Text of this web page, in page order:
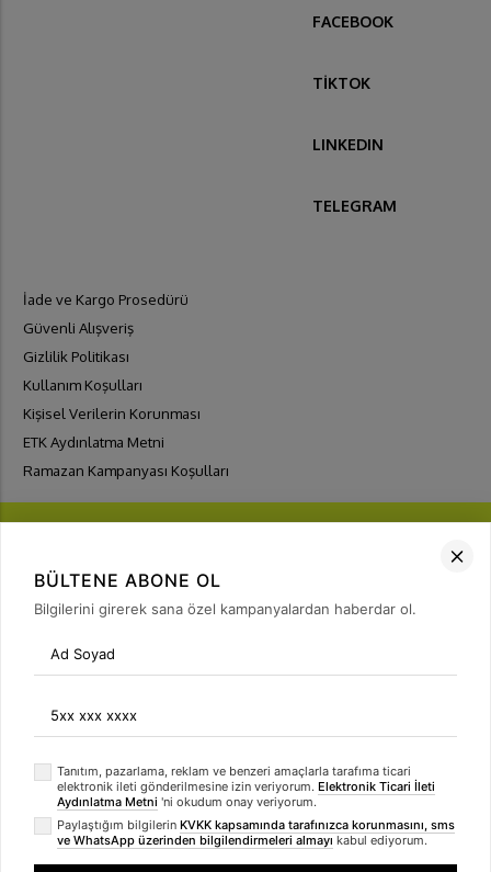
FACEBOOK
TİKTOK
LINKEDIN
TELEGRAM
İade ve Kargo Prosedürü
Güvenli Alışveriş
Gizlilik Politikası
Kullanım Koşulları
Kişisel Verilerin Korunması
ETK Aydınlatma Metni
Ramazan Kampanyası Koşulları
FIRSATLARIYAKALA
Bülten Üyeliği
arrow_forward
BÜLTENE ABONE OL
Bilgilerini girerek sana özel kampanyalardan haberdar ol.
Tanıtım, pazarlama, reklam ve benzeri amaçlarla tarafıma ticari
elektronik ileti gönderilmesine izin veriyorum. Elektronik Ticari İleti
Aydınlatma Metni 'ni okudum onay veriyorum.
Paylaştığım bilgilerin KVKK kapsamında tarafınızca korunmasını, sms
ve WhatsApp üzerinden bilgilendirmeleri almayı kabul ediyorum.